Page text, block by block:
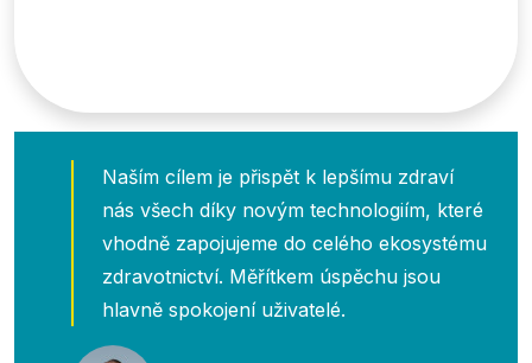
Naším cílem je přispět k lepšímu zdraví
nás všech díky novým technologiím, které
vhodně zapojujeme do celého ekosystému
zdravotnictví. Měřítkem úspěchu jsou
hlavně spokojení uživatelé.